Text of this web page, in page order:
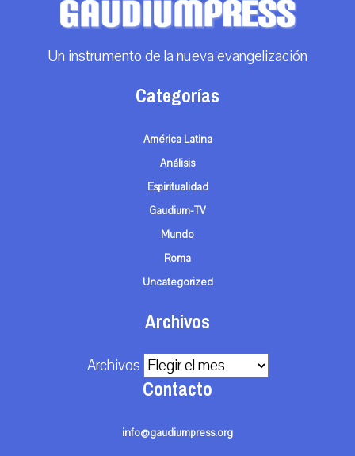
Un instrumento de la nueva evangelización
Categorías
América Latina
Análisis
Espiritualidad
Gaudium-TV
Mundo
Roma
Uncategorized
Archivos
Archivos
Contacto
info@gaudiumpress.org